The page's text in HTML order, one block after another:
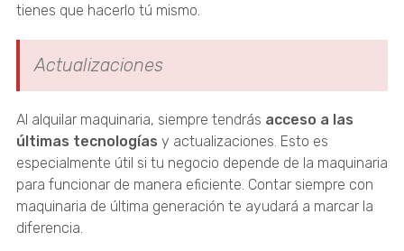
tienes que hacerlo tú mismo.
Actualizaciones
Al alquilar maquinaria, siempre tendrás acceso a las
últimas tecnologías y actualizaciones. Esto es
especialmente útil si tu negocio depende de la maquinaria
para funcionar de manera eficiente. Contar siempre con
maquinaria de última generación te ayudará a marcar la
diferencia.